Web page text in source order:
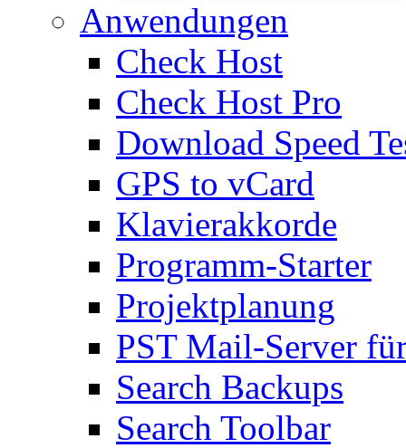
Anwendungen
Check Host
Check Host Pro
Download Speed
GPS to vCard
Klavierakkorde
Programm-Starter
Projektplanung
PST Mail-Server
Search Backups
Search Toolbar